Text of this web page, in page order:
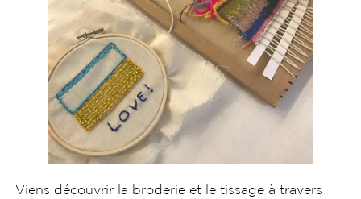
Viens découvrir la broderie et le tissage à travers